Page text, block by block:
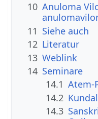
10 Anuloma
11 Siehe auch
12 Literatur
13 Weblink
14 Seminare
14.1 Atem-
14.2
14.3